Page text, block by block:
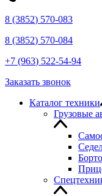
8 (3852) 570-083
8 (3852) 570-084
+7 (963) 522-54-94
Заказать звонок
Каталог техники
Грузовые